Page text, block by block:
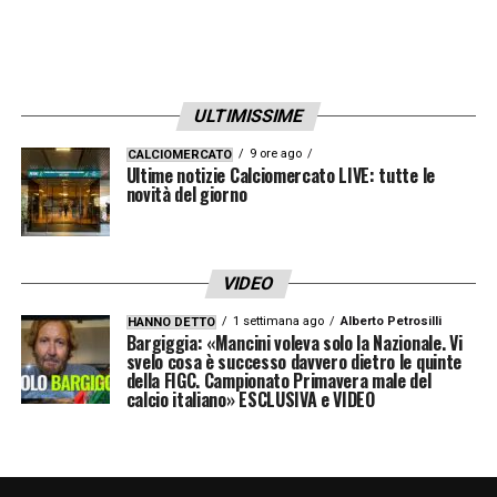
TERMINA IL PRIMO TEMPO
COMINCIA IL SECONDO TEMPO
46′ Occasione Verona –
che entra in area, sterza e calcia col destro
sul primo palo. Sirigu attento coi piedi.
57′ Doppio cambio Verona –Escono
Zaccagni e Salcedo, dentro Colley e
58′ Doppio cambio Torino –Fuori Verdi e
ULTIMISSIME
CALCIOMERCATO 9 ore ago
Ultime notizie Calciomercato LIVE: tutte le
novità del giorno
VIDEO
HANNO DETTO 1 settimana ago Alberto Petrosilli
Bargiggia: «Mancini voleva solo la Nazionale. Vi
svelo cosa è successo davvero dietro le quinte
della FIGC. Campionato Primavera male del
calcio italiano» ESCLUSIVA e VIDEO